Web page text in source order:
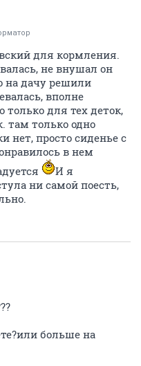
для кормления.
не внушал он
на дачу решили
вполне
для тех деток,
там только одно
нет, просто сиденье с
в нем
И я
ни самой поесть,
больше на